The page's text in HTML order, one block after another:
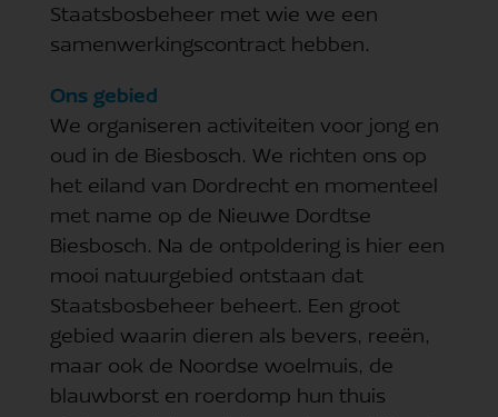
Staatsbosbeheer met wie we een
samenwerkingscontract hebben.
Ons gebied
We organiseren activiteiten voor jong en
oud in de Biesbosch. We richten ons op
het eiland van Dordrecht en momenteel
met name op de Nieuwe Dordtse
Biesbosch. Na de ontpoldering is hier een
mooi natuurgebied ontstaan dat
Staatsbosbeheer beheert. Een groot
gebied waarin dieren als bevers, reeën,
maar ook de Noordse woelmuis, de
blauwborst en roerdomp hun thuis